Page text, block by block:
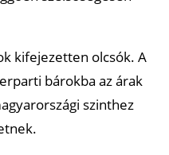
kifejezetten olcsók. A
bárokba az árak
szinthez